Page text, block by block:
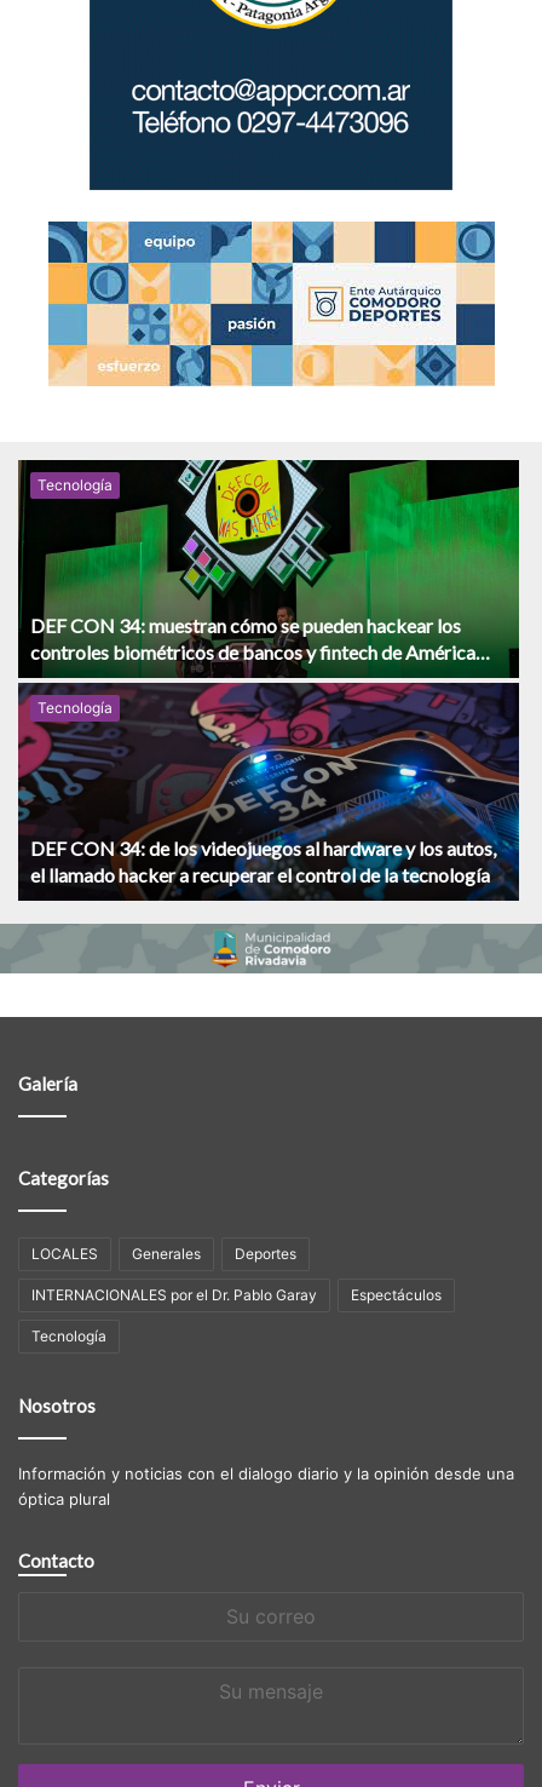
Tecnologí­a
DEF CON 34: muestran cómo se pueden hackear los
controles biométricos de bancos y fintech de América
Latina
Tecnologí­a
DEF CON 34: de los videojuegos al hardware y los autos,
el llamado hacker a recuperar el control de la tecnología
Galería
Categorías
LOCALES Generales Deportes
INTERNACIONALES por el Dr. Pablo Garay Espectáculos
Tecnologí­a
Nosotros
Información y noticias con el dialogo diario y la opinión desde una
óptica plural
Contacto